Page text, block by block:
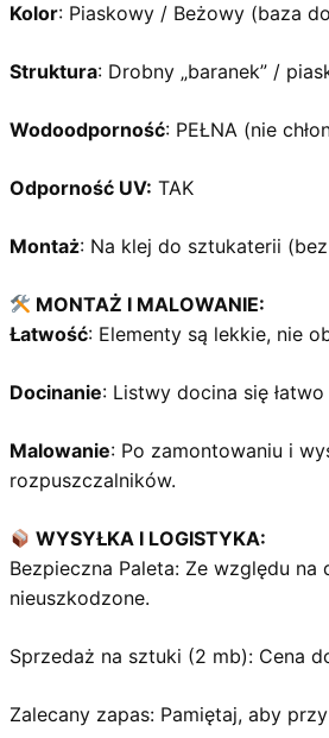
Kolor: Piaskowy / Beżowy (baza
Struktura: Drobny „baranek” /
Wodoodporność: PEŁNA (nie
Odporność UV: TAK
Montaż: Na klej do sztukaterii (bez
MONTAŻ I MALOWANIE:
Łatwość: Elementy są lekkie, nie
Docinanie: Listwy docina się
Malowanie: Po zamontowaniu i
rozpuszczalników.
WYSYŁKA I LOGISTYKA:
Bezpieczna Paleta: Ze względu
nieuszkodzone.
Sprzedaż na sztuki (2 mb): Cena
Zalecany zapas: Pamiętaj, aby